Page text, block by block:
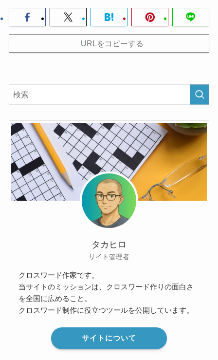
URLをコピーする
タカヒロ
サイト管理者
クロスワード作家です。
当サイトのミッションは、クロスワード作りの面白さ
を全国に広めること。
クロスワード制作に役立つツールを公開しています。
サイトについて